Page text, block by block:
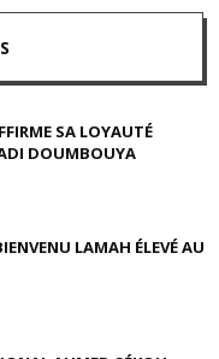
SA LOYAUTÉ
DOUMBOUYA
LAMAH ÉLEVÉ AU